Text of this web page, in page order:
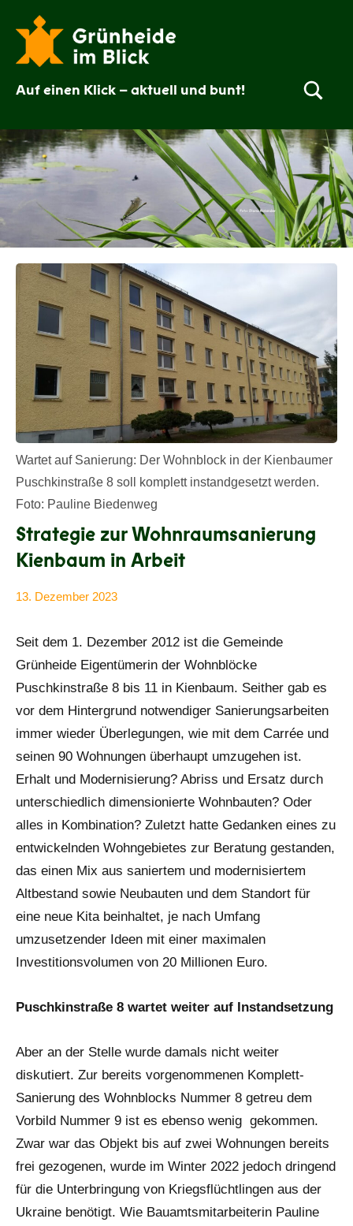
Inhalt
springen
Grünheide
im
Blick
Auf einen Klick – aktuell und bunt!
Wartet auf Sanierung: Der Wohnblock in der Kienbaumer
Puschkinstraße 8 soll komplett instandgesetzt werden.
Foto: Pauline Biedenweg
Strategie zur Wohnraumsanierung
Kienbaum in Arbeit
13. Dezember 2023
Seit dem 1. Dezember 2012 ist die Gemeinde
Grünheide Eigentümerin der Wohnblöcke
Puschkinstraße 8 bis 11 in Kienbaum. Seither gab es
vor dem Hintergrund notwendiger Sanierungsarbeiten
immer wieder Überlegungen, wie mit dem Carrée und
seinen 90 Wohnungen überhaupt umzugehen ist.
Erhalt und Modernisierung? Abriss und Ersatz durch
unterschiedlich dimensionierte Wohnbauten? Oder
alles in Kombination? Zuletzt hatte Gedanken eines zu
entwickelnden Wohngebietes zur Beratung gestanden,
das einen Mix aus saniertem und modernisiertem
Altbestand sowie Neubauten und dem Standort für
eine neue Kita beinhaltet, je nach Umfang
umzusetzender Ideen mit einer maximalen
Investitionsvolumen von 20 Millionen Euro.
Puschkinstraße 8 wartet weiter auf Instandsetzung
Aber an der Stelle wurde damals nicht weiter
diskutiert. Zur bereits vorgenommenen Komplett-
Sanierung des Wohnblocks Nummer 8 getreu dem
Vorbild Nummer 9 ist es ebenso wenig gekommen.
Zwar war das Objekt bis auf zwei Wohnungen bereits
frei gezogenen, wurde im Winter 2022 jedoch dringend
für die Unterbringung von Kriegsflüchtlingen aus der
Ukraine benötigt. Wie Bauamtsmitarbeiterin Pauline